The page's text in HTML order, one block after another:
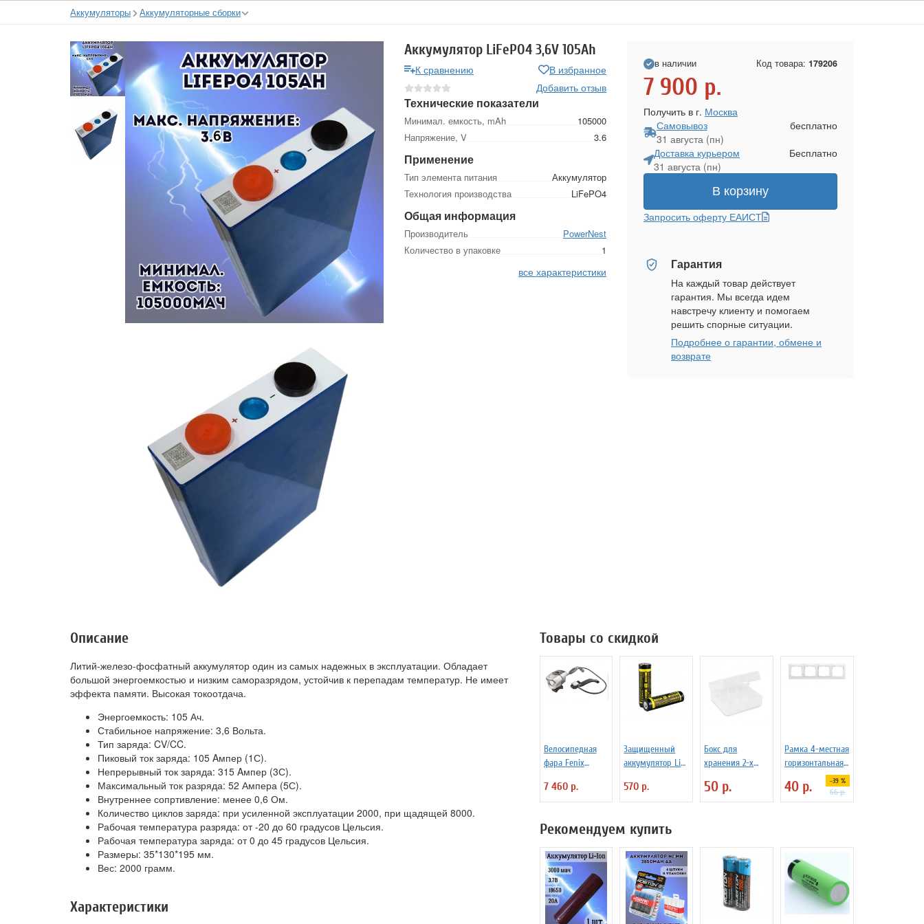
Аккумуляторы Аккумуляторные сборки
Аккумулятор LiFePO4 3,6V 105Ah
К сравнению
В избранное
Добавить отзыв
Технические показатели
Минимал. емкость, mAh
105000
Напряжение, V
3.6
Применение
Тип элемента питания
Аккумулятор
Технология производства
LiFePO4
Общая информация
Производитель
PowerNest
Количество в упаковке
1
все характеристики
в наличии Код товара: 179206
7 900 р.
Получить в г. Москва
Самовывоз
31 августа (пн)
бесплатно
Доставка курьером
31 августа (пн)
Бесплатно
В корзину
Запросить оферту ЕАИСТ
Гарантия
На каждый товар действует
гарантия. Мы всегда идем
навстречу клиенту и помогаем
решить спорные ситуации.
Подробнее о гарантии, обмене и
возврате
Описание
Литий-железо-фосфатный аккумулятор один из самых надежных в эксплуатации. Обладает
большой энергоемкостью и низким саморазрядом, устойчив к перепадам температур. Не имеет
эффекта памяти. Высокая токоотдача.
Энергоемкость: 105 Ач.
Стабильное напряжение: 3,6 Вольта.
Тип заряда: CV/CC.
Пиковый ток заряда: 105 Aмпер (1С).
Непрерывный ток заряда: 315 Aмпер (3С).
Максимальный ток разряда: 52 Ампера (5С).
Внутреннее сопртивление: менее 0,6 Ом.
Количество циклов заряда: при усиленной эксплуатации 2000, при щадящей 8000.
Рабочая температура разряда: от -20 до 60 градусов Цельсия.
Рабочая температура заряда: от 0 до 45 градусов Цельсия.
Размеры: 35*130*195 мм.
Вес: 2000 грамм.
Характеристики
Товары со скидкой
Велосипедная
фара Fenix
T6 800lm
7 460 р.
Защищенный
аккумулятор Li-
800 mAh
570 р.
Бокс для
хранения 2-х
26650
50 р.
Рамка 4-местная
горизонтальная
белая Smart Buy
"Венера" SBE-
01w-00-FR-4
40 р. -39 %
66 р.
Рекомендуем купить